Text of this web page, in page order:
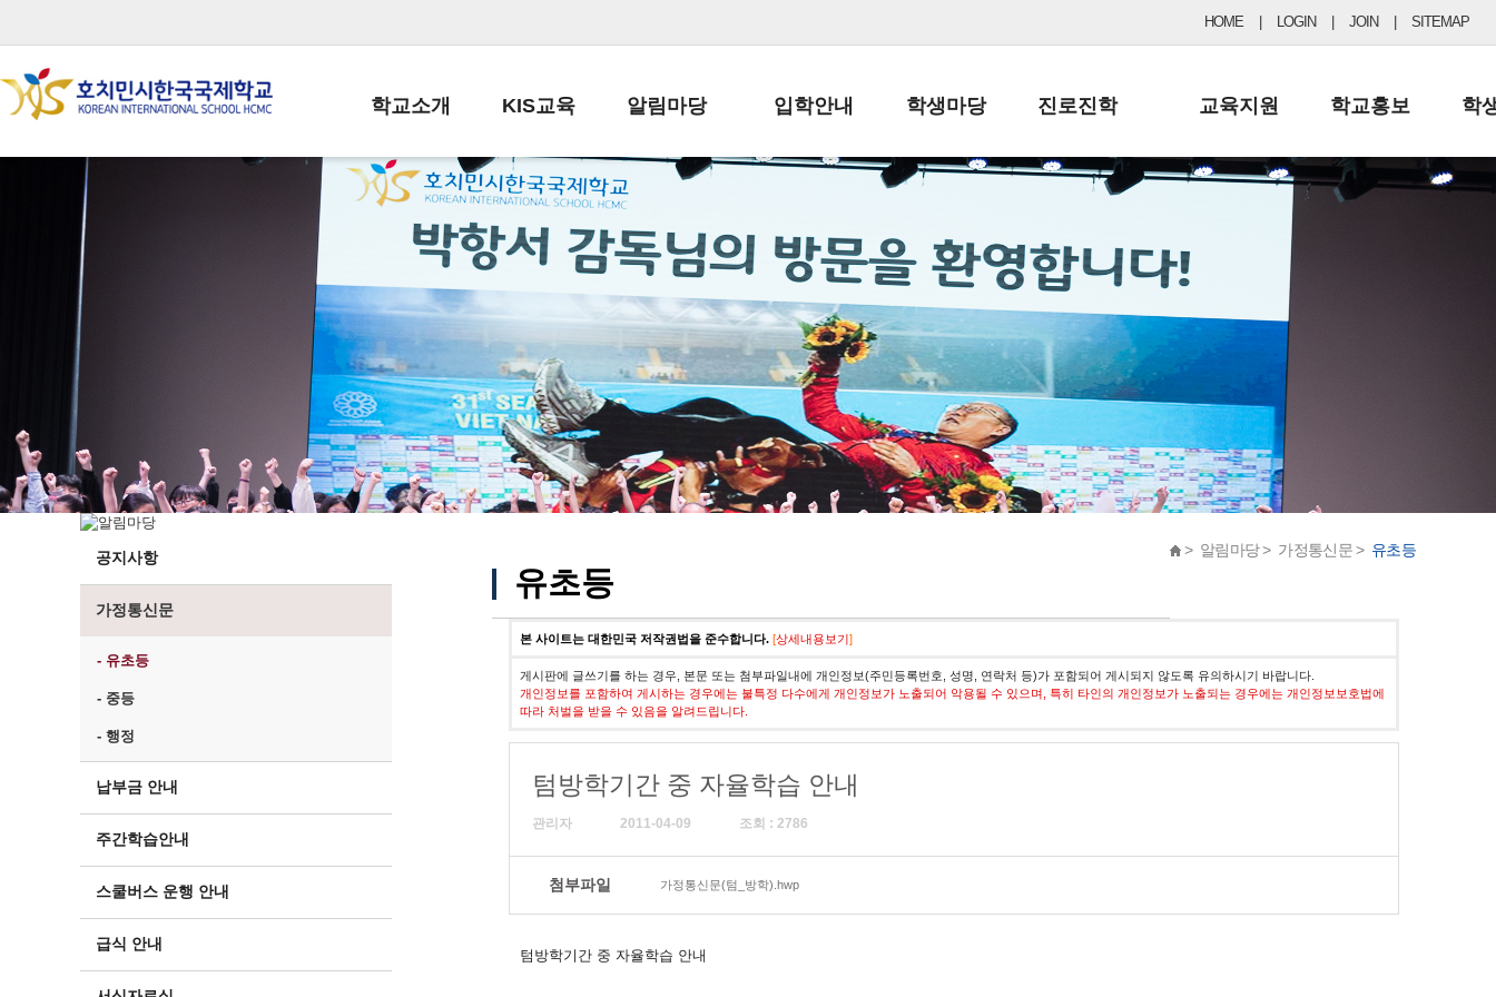
HOME LOGIN JOIN SITEMAP
학교소개
학교장인사말
학교상징
학교연혁
교직원현황
학생현황
위치/전화
전경사진
KIS교육
교육목표
학사일정
일과시간표
성과평가자료
알림마당
공지사항
납부금 안내
스쿨버스 운행 안내
급식안내
서식자료실
학부모방
정기고사 기출문제
입학안내
전-편입 서류양식
입학금/수업료
교복구입안내
학생마당
학생생활규정
학교신문
자율진로동아리
유초등 소식지
진로진학
공지사항 및 입시자료
드림레터
교육지원
행정실
학교운영위원회
학교건축기금
학교홍보
보도자료
학
공지사항
가정통신문
- 유초등
- 중등
- 행정
납부금 안내
주간학습안내
스쿨버스 운행 안내
급식 안내
> 알림마당 > 가정통신문 > 유초등
유초등
본 사이트는 대한민국 저작권법을 준수합니다. [상세내용보기]
게시판에 글쓰기를 하는 경우, 본문 또는 첨부파일내에 개인정보(주민등록번호, 성명, 연락처 등)가 포함되어 게시되지 않도록 유의하시기 바랍니다.
개인정보를 포함하여 게시하는 경우에는 불특정 다수에게 개인정보가 노출되어 악용될 수 있으며, 특히 타인의 개인정보가 노출되는 경우에는 개인정보보호법에
따라 처벌을 받을 수 있음을 알려드립니다.
텀방학기간 중 자율학습 안내
관리자 2011-04-09 조회 : 2786
첨부파일 가정통신문(텀_방학).hwp
텀방학기간 중 자율학습 안내